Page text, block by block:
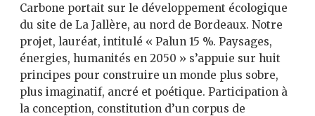
Carbone portait sur le développement écologique
du site de La Jallère, au nord de Bordeaux. Notre
projet, lauréat, intitulé « Palun 15 %. Paysages,
énergies, humanités en 2050 » s’appuie sur huit
principes pour construire un monde plus sobre,
plus imaginatif, ancré et poétique. Participation à
la conception, constitution d’un corpus de